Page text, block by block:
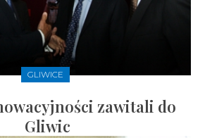
GLIWICE
zawitali do
Gliwic